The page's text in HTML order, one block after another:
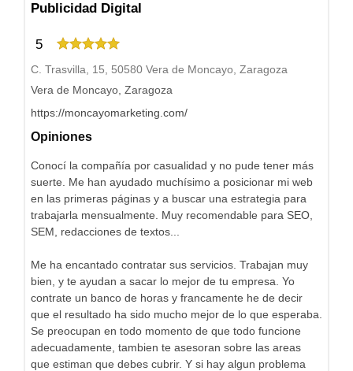
Publicidad Digital
5
C. Trasvilla, 15, 50580 Vera de Moncayo, Zaragoza
Vera de Moncayo, Zaragoza
https://moncayomarketing.com/
Opiniones
Conocí la compañía por casualidad y no pude tener más
suerte. Me han ayudado muchísimo a posicionar mi web
en las primeras páginas y a buscar una estrategia para
trabajarla mensualmente. Muy recomendable para SEO,
SEM, redacciones de textos...
Me ha encantado contratar sus servicios. Trabajan muy
bien, y te ayudan a sacar lo mejor de tu empresa. Yo
contrate un banco de horas y francamente he de decir
que el resultado ha sido mucho mejor de lo que esperaba.
Se preocupan en todo momento de que todo funcione
adecuadamente, tambien te asesoran sobre las areas
que estiman que debes cubrir. Y si hay algun problema